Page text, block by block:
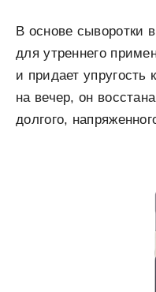
В основе сыворотки
для утреннего
и придает
на вечер, он
долгого,